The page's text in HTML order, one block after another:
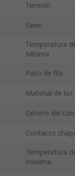
Tensión
Serie
Temperatura
Mínima
Paso de fila
Material de
Género del
Contacto
Temperatura
máxima